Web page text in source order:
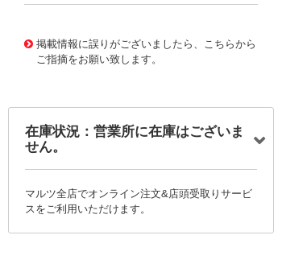
掲載情報に誤りがございましたら、こちらから
ご指摘をお願い致します。
在庫状況：営業所に在庫はございま
せん。
マルツ全店でオンライン注文&店頭受取りサービ
スをご利用いただけます。